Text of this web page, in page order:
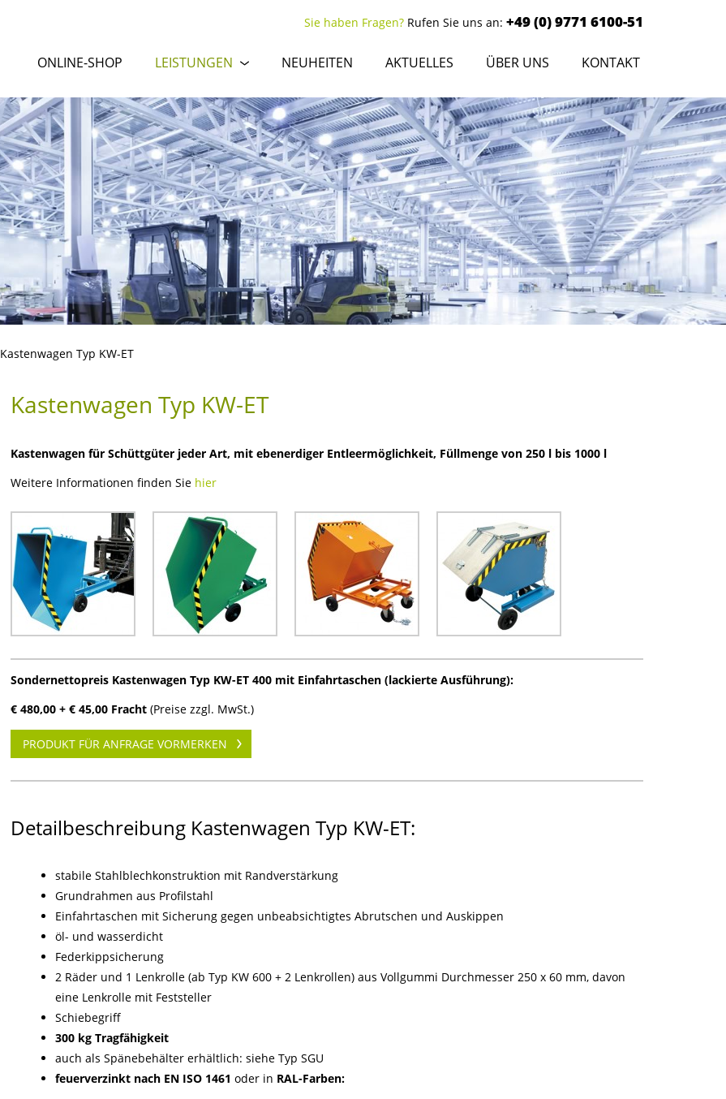
Sie haben Fragen? Rufen Sie uns an: +49 (0) 9771 6100-51
ONLINE-SHOP LEISTUNGEN NEUHEITEN AKTUELLES ÜBER UNS KONTAKT
Kastenwagen Typ KW-ET
Kastenwagen Typ KW-ET
Kastenwagen für Schüttgüter jeder Art, mit ebenerdiger Entleermöglichkeit, Füllmenge von 250 l bis 1000 l
Weitere Informationen finden Sie hier
Sondernettopreis Kastenwagen Typ KW-ET 400 mit Einfahrtaschen (lackierte Ausführung):
€ 480,00 + € 45,00 Fracht (Preise zzgl. MwSt.)
PRODUKT FÜR ANFRAGE VORMERKEN
Detailbeschreibung Kastenwagen Typ KW-ET:
stabile Stahlblechkonstruktion mit Randverstärkung
Grundrahmen aus Profilstahl
Einfahrtaschen mit Sicherung gegen unbeabsichtigtes Abrutschen und Auskippen
öl- und wasserdicht
Federkippsicherung
2 Räder und 1 Lenkrolle (ab Typ KW 600 + 2 Lenkrollen) aus Vollgummi Durchmesser 250 x 60 mm, davon
eine Lenkrolle mit Feststeller
Schiebegriff
300 kg Tragfähigkeit
auch als Spänebehälter erhältlich: siehe Typ SGU
feuerverzinkt nach EN ISO 1461 oder in RAL-Farben: